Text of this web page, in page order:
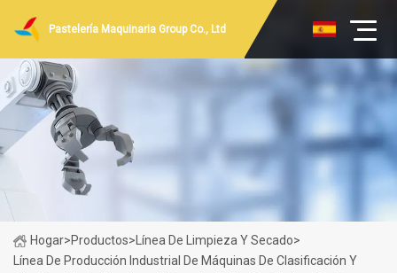
Pastelería Maquinaria Group Co., Ltd
Hogar>Productos> Línea De Limpieza Y Secado>
Línea De Producción Industrial De Máquinas De Clasificación Y